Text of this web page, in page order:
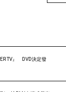
TV』 DVD決定發